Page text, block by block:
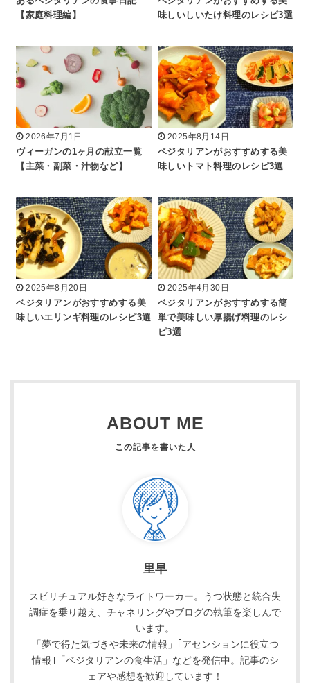
【家庭料理編】
味しいしいたけ料理のレシピ3選
2026年7月1日
ヴィーガンの1ヶ月の献立一覧
【主菜・副菜・汁物など】
2025年8月14日
ベジタリアンがおすすめする美
味しいトマト料理のレシピ3選
2025年8月20日
ベジタリアンがおすすめする美
味しいエリンギ料理のレシピ3選
2025年4月30日
ベジタリアンがおすすめする簡
単で美味しい厚揚げ料理のレシ
ピ3選
ABOUT ME
里早
スピリチュアル好きなライトワーカー。うつ状態と統合失
調症を乗り越え、チャネリングやブログの執筆を楽しんで
います。
「夢で得た気づきや未来の情報」｢アセンションに役立つ
情報｣「ベジタリアンの食生活」などを発信中。記事のシ
ェアや感想を歓迎しています！